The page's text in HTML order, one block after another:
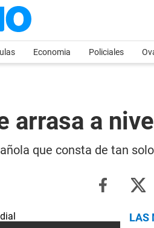
Economia Policiales
a
que consta de tan
LAS